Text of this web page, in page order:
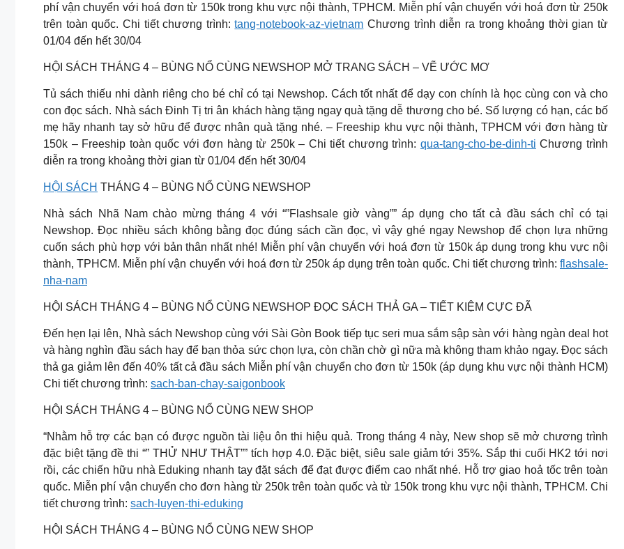
phí vận chuyển với hoá đơn từ 150k trong khu vực nội thành, TPHCM. Miễn phí vận chuyển với hoá đơn từ 250k
trên toàn quốc. Chi tiết chương trình:tang-notebook-az-vietnam Chương trình diễn ra trong khoảng thời gian từ
01/04 đến hết 30/04
HỘI SÁCH THÁNG 4 – BÙNG NỔ CÙNG NEWSHOP MỞ TRANG SÁCH – VẼ ƯỚC MƠ
Tủ sách thiếu nhi dành riêng cho bé chỉ có tại Newshop. Cách tốt nhất để dạy con chính là học cùng con và cho
con đọc sách. Nhà sách Đinh Tị tri ân khách hàng tặng ngay quà tặng dễ thương cho bé. Số lượng có hạn, các bố
mẹ hãy nhanh tay sở hữu để được nhân quà tặng nhé. – Freeship khu vực nội thành, TPHCM với đơn hàng từ
150k – Freeship toàn quốc với đơn hàng từ 250k – Chi tiết chương trình: qua-tang-cho-be-dinh-ti Chương trình
diễn ra trong khoảng thời gian từ 01/04 đến hết 30/04
HỘI SÁCH THÁNG 4 – BÙNG NỔ CÙNG NEWSHOP
Nhà sách Nhã Nam chào mừng tháng 4 với “”Flashsale giờ vàng”” áp dụng cho tất cả đầu sách chỉ có tại
Newshop. Đọc nhiều sách không bằng đọc đúng sách cần đọc, vì vậy ghé ngay Newshop để chọn lựa những
cuốn sách phù hợp với bản thân nhất nhé! Miễn phí vận chuyển với hoá đơn từ 150k áp dụng trong khu vực nội
thành, TPHCM. Miễn phí vận chuyển với hoá đơn từ 250k áp dụng trên toàn quốc. Chi tiết chương trình: flashsale-
nha-nam
HỘI SÁCH THÁNG 4 – BÙNG NỔ CÙNG NEWSHOP ĐỌC SÁCH THẢ GA – TIẾT KIỆM CỰC ĐÃ
Đến hẹn lại lên, Nhà sách Newshop cùng với Sài Gòn Book tiếp tục seri mua sắm sập sàn với hàng ngàn deal hot
và hàng nghìn đầu sách hay để bạn thỏa sức chọn lựa, còn chần chờ gì nữa mà không tham khảo ngay. Đọc sách
thả ga giảm lên đến 40% tất cả đầu sách Miễn phí vận chuyển cho đơn từ 150k (áp dụng khu vực nội thành HCM)
Chi tiết chương trình: sach-ban-chay-saigonbook
HỘI SÁCH THÁNG 4 – BÙNG NỔ CÙNG NEW SHOP
“Nhằm hỗ trợ các bạn có được nguồn tài liệu ôn thi hiệu quả. Trong tháng 4 này, New shop sẽ mở chương trình
đặc biệt tặng đề thi “” THỬ NHƯ THẬT”” tích hợp 4.0. Đặc biệt, siêu sale giảm tới 35%. Sắp thi cuối HK2 tới nơi
rồi, các chiến hữu nhà Eduking nhanh tay đặt sách để đạt được điểm cao nhất nhé. Hỗ trợ giao hoả tốc trên toàn
quốc. Miễn phí vận chuyển cho đơn hàng từ 250k trên toàn quốc và từ 150k trong khu vực nội thành, TPHCM. Chi
tiết chương trình: sach-luyen-thi-eduking
HỘI SÁCH THÁNG 4 – BÙNG NỔ CÙNG NEW SHOP